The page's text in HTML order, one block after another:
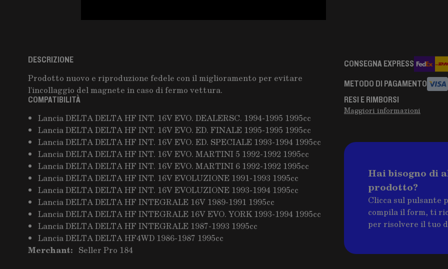
DESCRIZIONE
Prodotto nuovo e riproduzione fedele con il miglioramento per evitare
l'incollaggio del magnete in caso di fermo vettura.
COMPATIBILITÀ
Lancia DELTA DELTA HF INT. 16V EVO. DEALERSC. 1994-1995 1995cc
Lancia DELTA DELTA HF INT. 16V EVO. ED. FINALE 1995-1995 1995cc
Lancia DELTA DELTA HF INT. 16V EVO. ED. SPECIALE 1993-1994 1995cc
Lancia DELTA DELTA HF INT. 16V EVO. MARTINI 5 1992-1992 1995cc
Lancia DELTA DELTA HF INT. 16V EVO. MARTINI 6 1992-1992 1995cc
Lancia DELTA DELTA HF INT. 16V EVOLUZIONE 1991-1993 1995cc
Lancia DELTA DELTA HF INT. 16V EVOLUZIONE 1993-1994 1995cc
Lancia DELTA DELTA HF INTEGRALE 16V 1989-1991 1995cc
Lancia DELTA DELTA HF INTEGRALE 16V EVO. YORK 1993-1994 1995cc
Lancia DELTA DELTA HF INTEGRALE 1987-1993 1995cc
Lancia DELTA DELTA HF4WD 1986-1987 1995cc
Merchant: Seller Pro 184
CONSEGNA EXPRESS
METODO DI PAGAMENTO
RESI E RIMBORSI
Maggiori informazioni
Hai bisogno di
prodotto?
Clicca sul pulsante
compila il form, ti
per risolvere il tuo